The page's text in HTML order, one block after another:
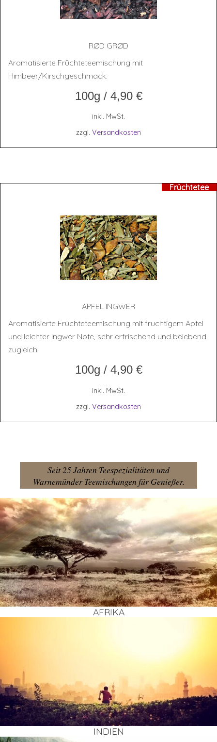
RØD GRØD
Aromatisierte Früchteteemischung mit
Himbeer/Kirschgeschmack.
100g / 4,90 €
inkl. MwSt.
zzgl. Versandkosten
Früchtetee
APFEL ING­WER
Aromatisierte Früchteteemischung mit fruchtigem Apfel
und leichter Ingwer Note, sehr erfrischend und belebend
zugleich.
100g / 4,90 €
inkl. MwSt.
zzgl. Versandkosten
Seit 25 Jahren Teespezialitäten und
Warnemünder Teemischungen für Genießer.
AFRI­KA
INDI­EN